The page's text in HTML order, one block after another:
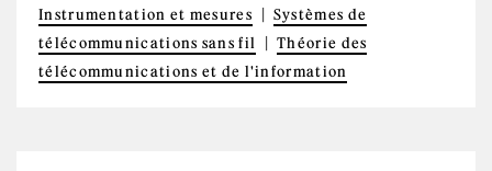
Instrumentation et mesures
Systèmes de
télécommunications sans fil
Théorie des
télécommunications et de l'information